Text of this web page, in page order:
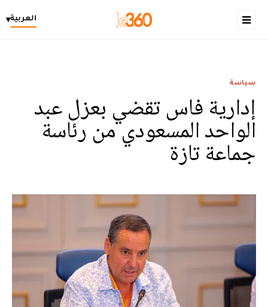
العربية▾
سياسة
إدارية فاس تقضي بعزل عبد
الواحد المسعودي من رئاسة
جماعة تازة‎